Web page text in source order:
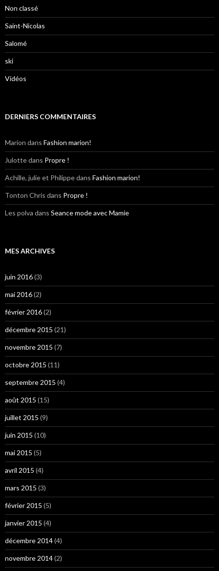
Non classé
Saint-Nicolas
Salomé
ski
Vidéos
DERNIERS COMMENTAIRES
Marion dans Fashion marion!
Julottedans Propre !
Achille, julie et Philippedans Fashion marion!
Tonton Chris dans Propre !
Les polva dans Seance mode avec Mamie
MES ARCHIVES
juin 2016(3)
mai 2016(2)
février 2016(2)
décembre 2015 (21)
novembre 2015 (7)
octobre 2015 (11)
septembre 2015 (4)
août 2015 (15)
juillet 2015 (9)
juin 2015 (10)
mai 2015 (5)
avril 2015 (4)
mars 2015 (3)
février 2015 (5)
janvier 2015 (4)
décembre 2014(4)
novembre 2014(2)